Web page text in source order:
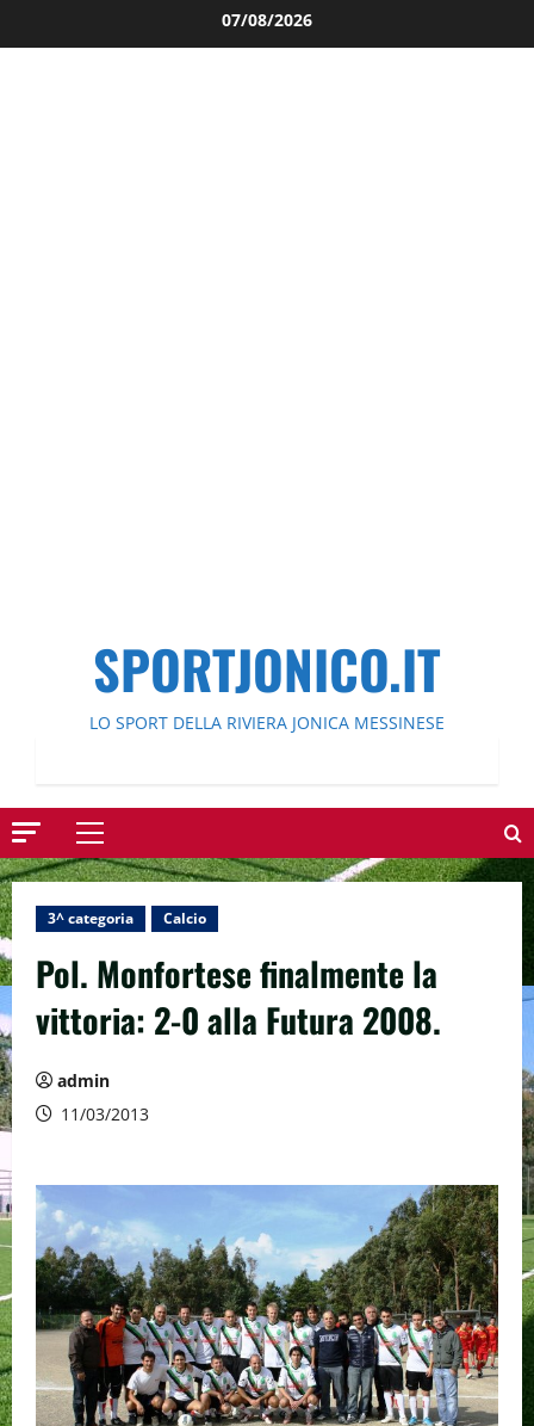
al
07/08/2026
SPORTJONICO.IT
LO SPORT DELLA RIVIERA JONICA MESSINESE
Menu
principale
3^ categoria Calcio
Pol. Monfortese finalmente la
vittoria: 2-0 alla Futura 2008.
admin
11/03/2013